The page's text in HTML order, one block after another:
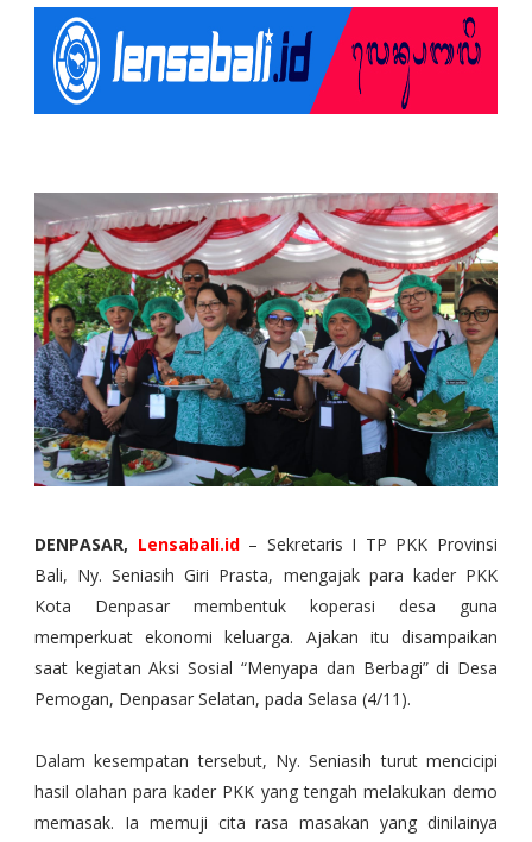
DENPASAR, Lensabali.id – Sekretaris I TP PKK Provinsi
Bali, Ny. Seniasih Giri Prasta, mengajak para kader PKK
Kota Denpasar membentuk koperasi desa guna
memperkuat ekonomi keluarga. Ajakan itu disampaikan
saat kegiatan Aksi Sosial “Menyapa dan Berbagi” di Desa
Pemogan, Denpasar Selatan, pada Selasa (4/11).
Dalam kesempatan tersebut, Ny. Seniasih turut mencicipi
hasil olahan para kader PKK yang tengah melakukan demo
memasak. Ia memuji cita rasa masakan yang dinilainya